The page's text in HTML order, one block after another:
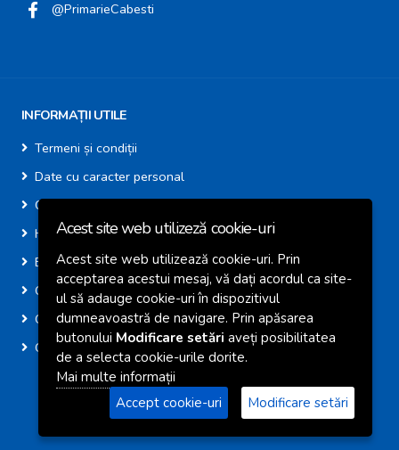
@PrimarieCabesti
INFORMAȚII UTILE
Termeni și condiții
Date cu caracter personal
Cookie-uri
Harta site
E-Consultare
Calendar Colectare AVE
Centre de Colectare Deșeuri
GIS Căbești
© 2026 Primaria Comunei Căbești
Acest site web utilizeză cookie-uri
Acest site web utilizează cookie-uri. Prin
acceptarea acestui mesaj, vă dați acordul ca site-
ul să adauge cookie-uri în dispozitivul
dumneavoastră de navigare. Prin apăsarea
butonului Modificare setări aveți posibilitatea
de a selecta cookie-urile dorite.
Mai multe informații
Accept cookie-uri
Modificare setări